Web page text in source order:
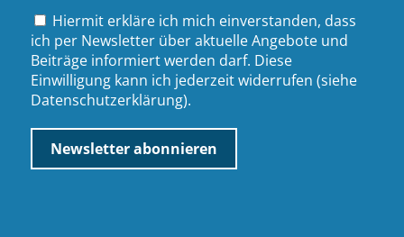
Hiermit erkläre ich mich einverstanden, dass
ich per Newsletter über aktuelle Angebote und
Beiträge informiert werden darf. Diese
Einwilligung kann ich jederzeit widerrufen (siehe
Datenschutzerklärung).